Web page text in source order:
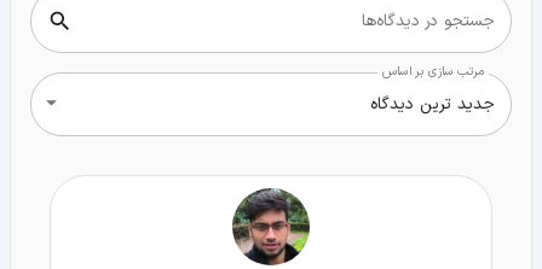
جستجو در دیدگاه‌ها
مرتب سازی بر اساس
جدید ترین دیدگاه